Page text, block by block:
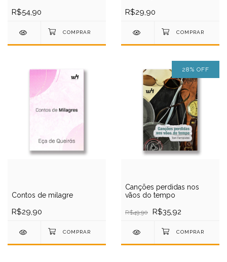
R$54,90 R$29,90
Contos de milagre
R$29,90
28% OFF
Canções perdidas nos
vãos do tempo
R$49,90 R$35,92